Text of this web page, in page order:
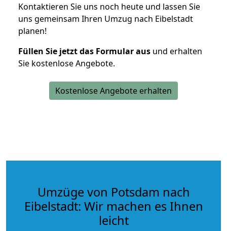
Kontaktieren Sie uns noch heute und lassen Sie
uns gemeinsam Ihren Umzug nach Eibelstadt
planen!
Füllen Sie jetzt das Formular aus und erhalten
Sie kostenlose Angebote.
Kostenlose Angebote erhalten
Umzüge von Potsdam nach
Eibelstadt: Wir machen es Ihnen
leicht